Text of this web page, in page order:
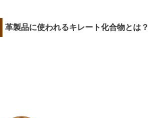
革製品に使われるキレート化合物とは？